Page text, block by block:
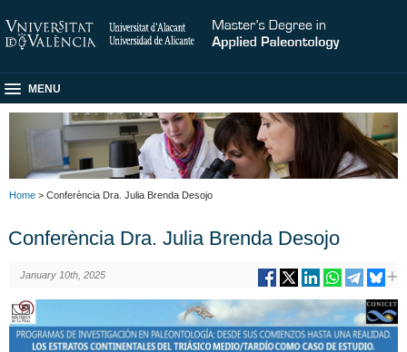
MENU
Home > Conferència Dra. Julia Brenda Desojo
Conferència Dra. Julia Brenda Desojo
January 10th, 2025